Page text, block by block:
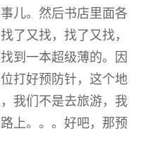
儿。然后书店里面各
了又找，找了又找，
到一本超级薄的。因
打好预防针，这个地
我们不是去旅游，我
上。。。好吧，那预